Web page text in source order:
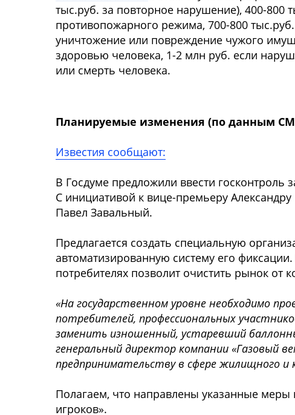
тыс.руб. за повторное нарушение), 400-800
противопожарного режима, 700-800
уничтожение или повреждение чужого
здоровью человека, 1-2 млн руб. если
или смерть человека.
Планируемые изменения (по данным
Известия сообщают:
В Госдуме предложили ввести госконтроль
С инициативой к вице-премьеру
Павел Завальный.
Предлагается создать специальную
автоматизированную систему его
потребителях позволит очистить рынок от
«На государственном уровне необходимо
потребителей, профессиональных
заменить изношенный, устаревший
генеральный директор компании «Газовый
предпринимательству в сфере жилищного
Полагаем, что направлены указанные
игроков».